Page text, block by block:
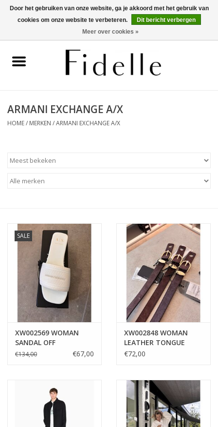
0 Artikelen - €0,00
OUTLET
Merken
ARMANI EXCHANGE A/X
HOME/ MERKEN /ARMANI EXCHANGE A/X
SALE
XW002569 WOMAN
SANDAL OFF
WHITE+ISO
€134,00 €67,00
XW002848 WOMAN
LEATHER TONGUE
BELT DUSK SHADE
€72,00
Door het gebruiken van onze website, ga je akkoord met het gebruik van
cookies om onze website te verbeteren.
Dit bericht verbergen
Meer over cookies »